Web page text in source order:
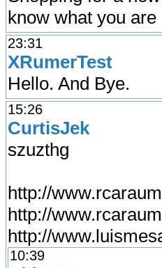
know what you
23:31
XRumerTest
Hello. And Bye.
15:26
CurtisJek
szuzthg
http://
http://
http://
10:39